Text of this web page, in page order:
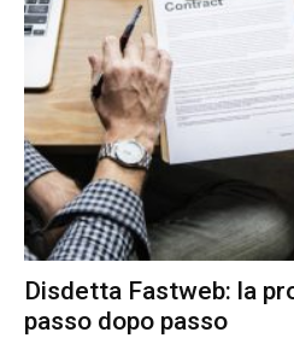
Disdetta Fastweb: la
passo dopo passo